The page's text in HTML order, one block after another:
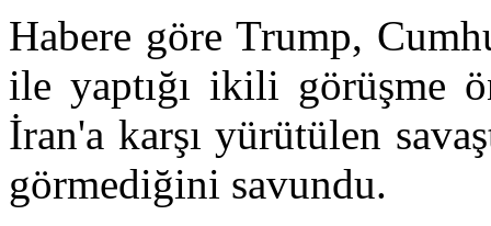
Habere göre Trump,
ile yaptığı ikili görüşme
İran'a karşı yürütülen
görmediğini savundu.